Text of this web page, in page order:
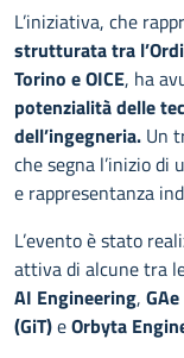
L’iniziativa, che
strutturata tra
Torino e OICE, ha
potenzialità delle
dell’ingegneria. Un
che segna l’inizio
e rappresentanza
L’evento è stato
attiva di alcune tra
AI Engineering,
(GiT)eOrbyta